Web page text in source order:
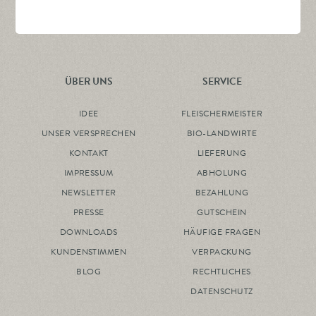
ÜBER UNS
IDEE
UNSER VERSPRECHEN
KONTAKT
IMPRESSUM
NEWSLETTER
PRESSE
DOWNLOADS
KUNDENSTIMMEN
BLOG
SERVICE
FLEISCHERMEISTER
BIO-LANDWIRTE
LIEFERUNG
ABHOLUNG
BEZAHLUNG
GUTSCHEIN
HÄUFIGE FRAGEN
VERPACKUNG
RECHTLICHES
DATENSCHUTZ